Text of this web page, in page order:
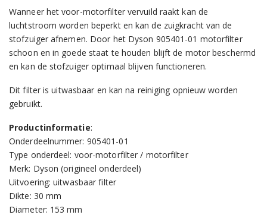
Wanneer het voor-motorfilter vervuild raakt kan de
luchtstroom worden beperkt en kan de zuigkracht van de
stofzuiger afnemen. Door het Dyson 905401-01 motorfilter
schoon en in goede staat te houden blijft de motor beschermd
en kan de stofzuiger optimaal blijven functioneren.
Dit filter is uitwasbaar en kan na reiniging opnieuw worden
gebruikt.
Productinformatie:
Onderdeelnummer: 905401-01
Type onderdeel: voor-motorfilter / motorfilter
Merk: Dyson (origineel onderdeel)
Uitvoering: uitwasbaar filter
Dikte: 30 mm
Diameter: 153 mm